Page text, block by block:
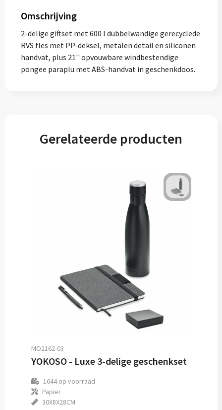
Omschrijving
2-delige giftset met 600 l dubbelwandige gerecyclede
RVS fles met PP-deksel, metalen detail en siliconen
handvat, plus 21'' opvouwbare windbestendige
pongee paraplu met ABS-handvat in geschenkdoos.
Gerelateerde producten
MO2162-03
YOKOSO - Luxe 3-delige geschenkset
1644op voorraad
Papier
30X8X28CM